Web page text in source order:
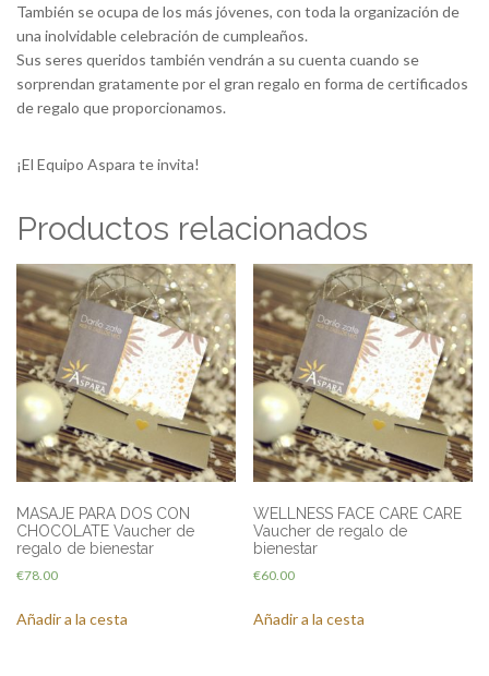
También se ocupa de los más jóvenes, con toda la organización de
una inolvidable celebración de cumpleaños.
Sus seres queridos también vendrán a su cuenta cuando se
sorprendan gratamente por el gran regalo en forma de certificados
de regalo que proporcionamos.
¡El Equipo Aspara te invita!
Productos relacionados
MASAJE PARA DOS CON
CHOCOLATE Vaucher de
regalo de bienestar
€78.00
Añadir a la cesta
WELLNESS FACE CARE CARE
Vaucher de regalo de
bienestar
€60.00
Añadir a la cesta